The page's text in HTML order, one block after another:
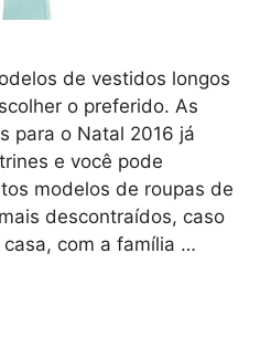
de vestidos longos
o preferido. As
para o Natal 2016 já
e você pode
modelos de roupas de
descontraídos, caso
com a família …